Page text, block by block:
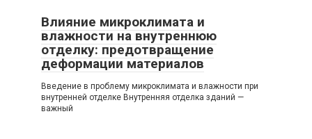
Влияние микроклимата и
влажности на внутреннюю
отделку: предотвращение
деформации материалов
Введение в проблему микроклимата и влажности при
внутренней отделке Внутренняя отделка зданий —
важный